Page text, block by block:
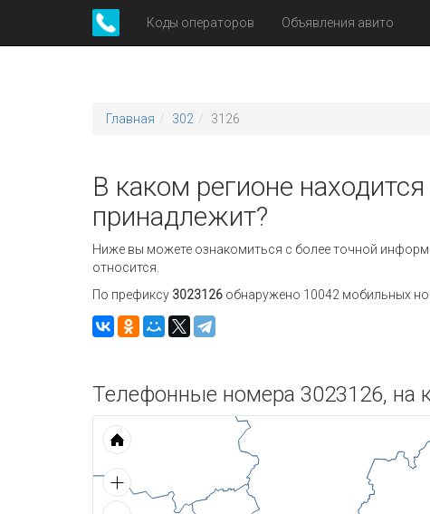
Коды операторов Объявления авито
Главная 302 3126
В каком регионе
принадлежит?
Ниже вы можете ознакомиться с более точной
относится.
По префиксу 3023126 обнаружено 10042 мобильных
Телефонные номера 3023126, на